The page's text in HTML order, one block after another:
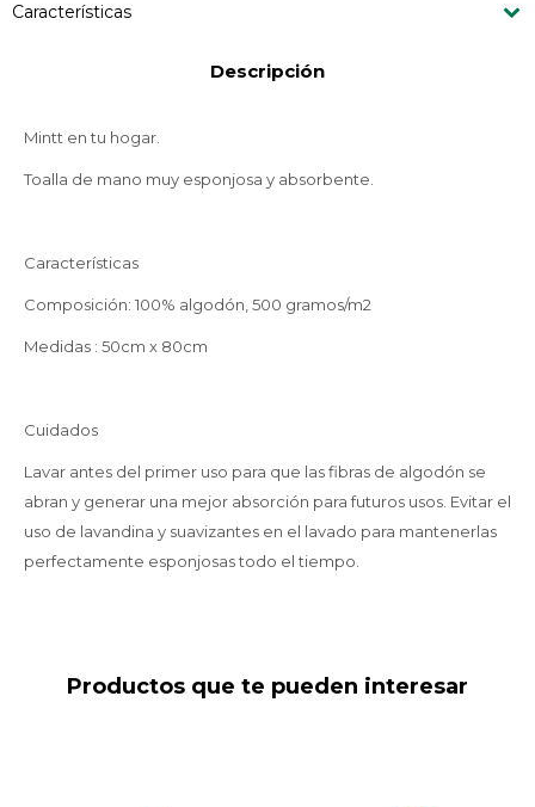
Características
Descripción
Mintt en tu hogar.
Toalla de mano muy esponjosa y absorbente.
Características
Composición: 100% algodón, 500 gramos/m2
Medidas : 50cm x 80cm
Cuidados
Lavar antes del primer uso para que las fibras de algodón se
abran y generar una mejor absorción para futuros usos. Evitar el
uso de lavandina y suavizantes en el lavado para mantenerlas
perfectamente esponjosas todo el tiempo.
Productos que te pueden interesar